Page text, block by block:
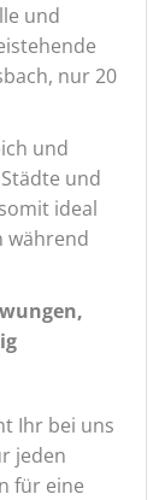
und
nur 20
und
und
ideal
während
Ihr bei uns
jeden
für eine